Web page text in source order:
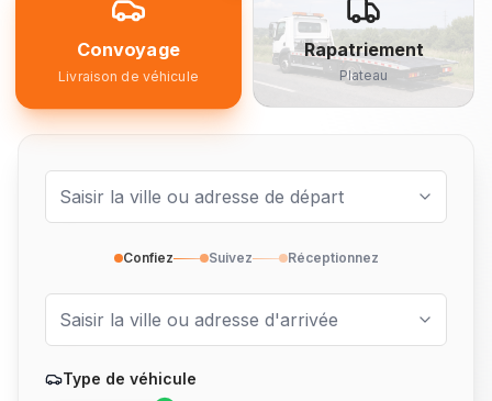
Convoyage
Livraison de véhicule
Rapatriement
Plateau
Confiez Suivez Réceptionnez
Type de véhicule